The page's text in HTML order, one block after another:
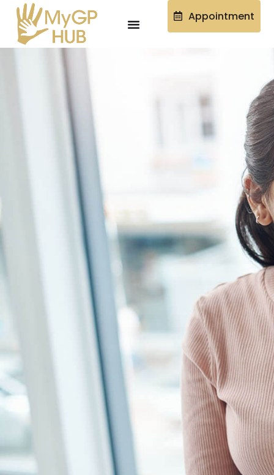
Appointment